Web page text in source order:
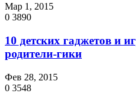
Мар 1, 2015
0 3890
10 детских гаджетов и
родители-гики
Фев 28, 2015
0 3548